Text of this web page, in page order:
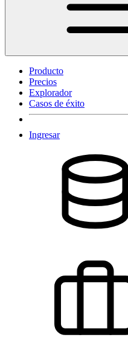
Producto
Precios
Explorador
Casos de éxito
Ingresar